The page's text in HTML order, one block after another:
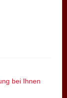
bei Ihnen